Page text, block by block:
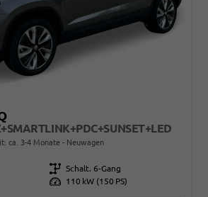
ca. 3-4 Monate Neuwagen
Getriebe Schalt. 6-Gang
Leistung 110 kW (150 PS)